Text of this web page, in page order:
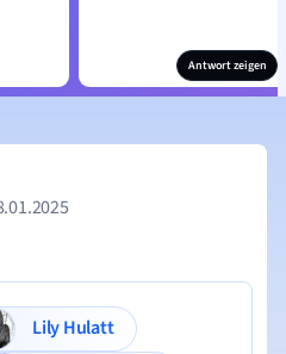
Antwort zeigen
Lily Hulatt